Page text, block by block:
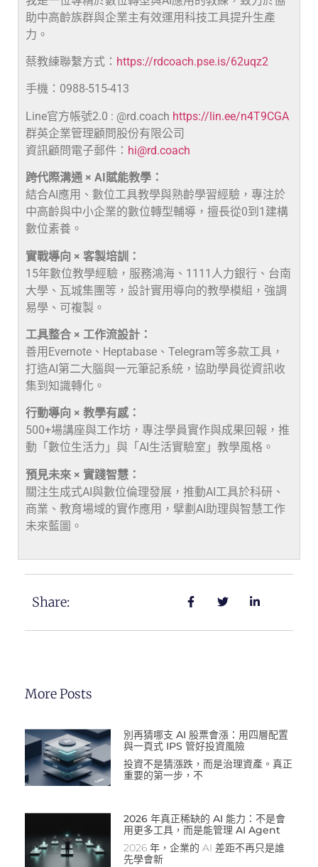
助中高齡族群與企業主有效運用科技工具提升生產
力。
蔡教練聯繫方式： https://rdcoach.pse.is/62uqz2
手機：0988-515-413
Line官方帳號2.0 : @rd.coach https://lin.ee/n4T9CGA
群英企業管理顧問股份有限公司
資訊顧問電子郵件： hi@rd.coach
跨代際溝通 × AI賦能教學：
結合AI應用、數位工具教學與熟齡學習經驗，專注於
中高齡與中小企業的數位轉型輔導，擅長從0到1建構
數位素養。
實戰導向 × 客製培訓：
15年數位教學經驗，服務鴻海、1111人力銀行、台南
大學、瓦城集團等，設計實用導向的教學模組，強調
易學、可複製。
工具整合 × 工作流設計：
善用Evernote、Heptabase、Telegram等多款工具，
打造AI第二大腦與一元筆記系統，協助學員從資訊收
集到知識轉化。
行動導向 × 教學有感：
500+場講座與工作坊，專注學員實作與成果回報，推
動「數位生活力」與「AI生活實驗室」教學風格。
預見未來 × 實踐智慧：
關注生成式AI與數位倫理發展，推動AI工具於科研、
商業、教育場域的實作應用，擘劃AI助理與智慧工作
未來藍圖。
Share:
More Posts
別再猜哪支 AI 股票會漲：用四層配置
與一頁式 IPS 管好投資風險
投資不是猜漲跌，而是治理資產。真正
重要的第一步，不
2026 年真正稀缺的 AI 能力：不是會
用更多工具，而是能管理 AI Agent
2026 年，企業的 AI 差距不再只是誰
先學會新